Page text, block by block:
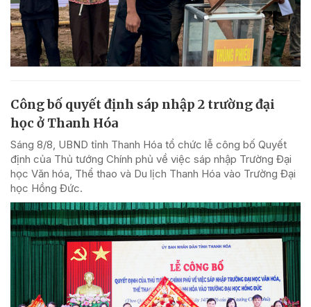
Công bố quyết định sáp nhập 2 trường đại
học ở Thanh Hóa
Sáng 8/8, UBND tỉnh Thanh Hóa tổ chức lễ công bố Quyết
định của Thủ tướng Chính phủ về việc sáp nhập Trường Đại
học Văn hóa, Thể thao và Du lịch Thanh Hóa vào Trường Đại
học Hồng Đức.